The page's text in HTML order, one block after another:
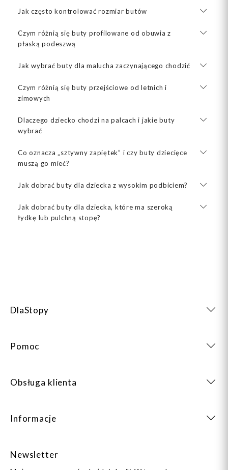
Jak często kontrolować rozmiar butów
Czym różnią się buty profilowane od obuwia z
płaską podeszwą
Jak wybrać buty dla malucha zaczynającego chodzić
Czym różnią się buty przejściowe od letnich i
zimowych
Dlaczego dziecko chodzi na palcach i jakie buty
wybrać
Co oznacza „sztywny zapiętek” i czy buty dziecięce
muszą go mieć?
Jak dobrać buty dla dziecka z wysokim podbiciem?
Jak dobrać buty dla dziecka, które ma szeroką
łydkę lub pulchną stopę?
DlaStopy
Pomoc
Obsługa klienta
Informacje
Newsletter